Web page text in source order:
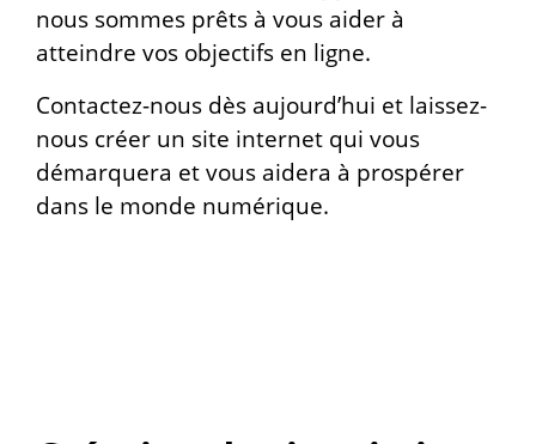
nous sommes prêts à vous aider à
atteindre vos objectifs en ligne.
Contactez-nous dès aujourd’hui et laissez-
nous créer un site internet qui vous
démarquera et vous aidera à prospérer
dans le monde numérique.